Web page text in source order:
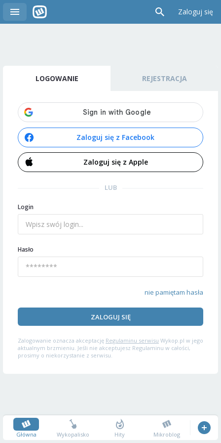
Zaloguj się
LOGOWANIE REJESTRACJA
Zaloguj się z Facebook
Zaloguj się z Apple
LUB
Login
Hasło
nie pamiętam hasła
ZALOGUJ SIĘ
Zalogowanie oznacza akceptację Regulaminu serwisu Wykop.pl w jego
aktualnym brzmieniu. Jeśli nie akceptujesz Regulaminu w całości,
prosimy o niekorzystanie z serwisu.
Główna Wykopalisko Hity Mikroblog